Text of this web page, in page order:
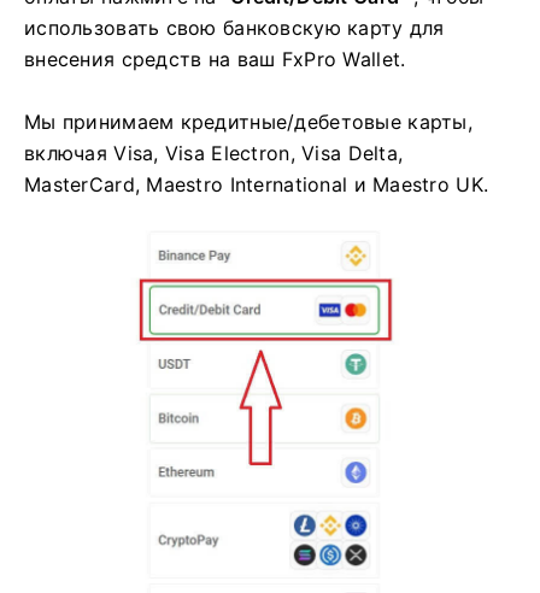
использовать свою банковскую карту для
внесения средств на ваш FxPro Wallet.
Мы принимаем кредитные/дебетовые карты,
включая Visa, Visa Electron, Visa Delta,
MasterCard, Maestro International и Maestro UK.